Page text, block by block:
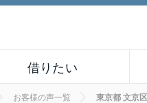
借りたい
お客様の声一覧 東京都 文京